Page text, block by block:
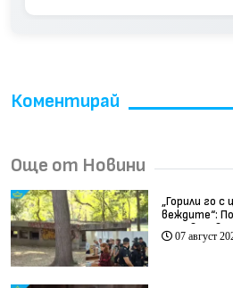
Коментирай
Още от Новини
„Горили го с
веждите“:
остават в
07 август